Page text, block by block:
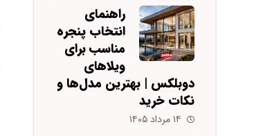
راهنمای
انتخاب پنجره
مناسب برای
ویلاهای
دوبلکس | بهترین مدل‌ها و
نکات خرید
۱۴ مرداد ۱۴۰۵